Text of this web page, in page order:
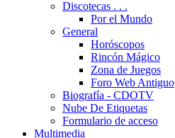
Discotecas . . .
Por el Mundo
General
Horóscopos
Rincón Mágico
Zona de Juegos
Foro Web Antiguo
Biografía - CDOTV
Nube De Etiquetas
Formulario de acceso
Multimedia